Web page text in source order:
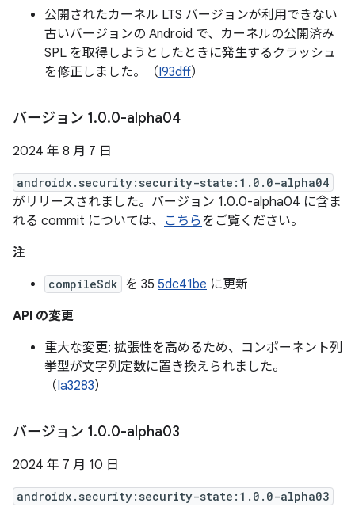
公開されたカーネル LTS バージョンが利用できない
古いバージョンの Android で、カーネルの公開済み
SPL を取得しようとしたときに発生するクラッシュ
を修正しました。（I93dff）
バージョン 1.0.0-alpha04
2024 年 8 月 7 日
androidx.security:security-state:1.0.0-alpha04
がリリースされました。バージョン 1.0.0-alpha04 に含ま
れる commit については、 こちらをご覧ください。
注
compileSdk を 35 5dc41be に更新
API の変更
重大な変更: 拡張性を高めるため、コンポーネント列
挙型が文字列定数に置き換えられました。
（Ia3283）
バージョン 1.0.0-alpha03
2024 年 7 月 10 日
androidx.security:security-state:1.0.0-alpha03